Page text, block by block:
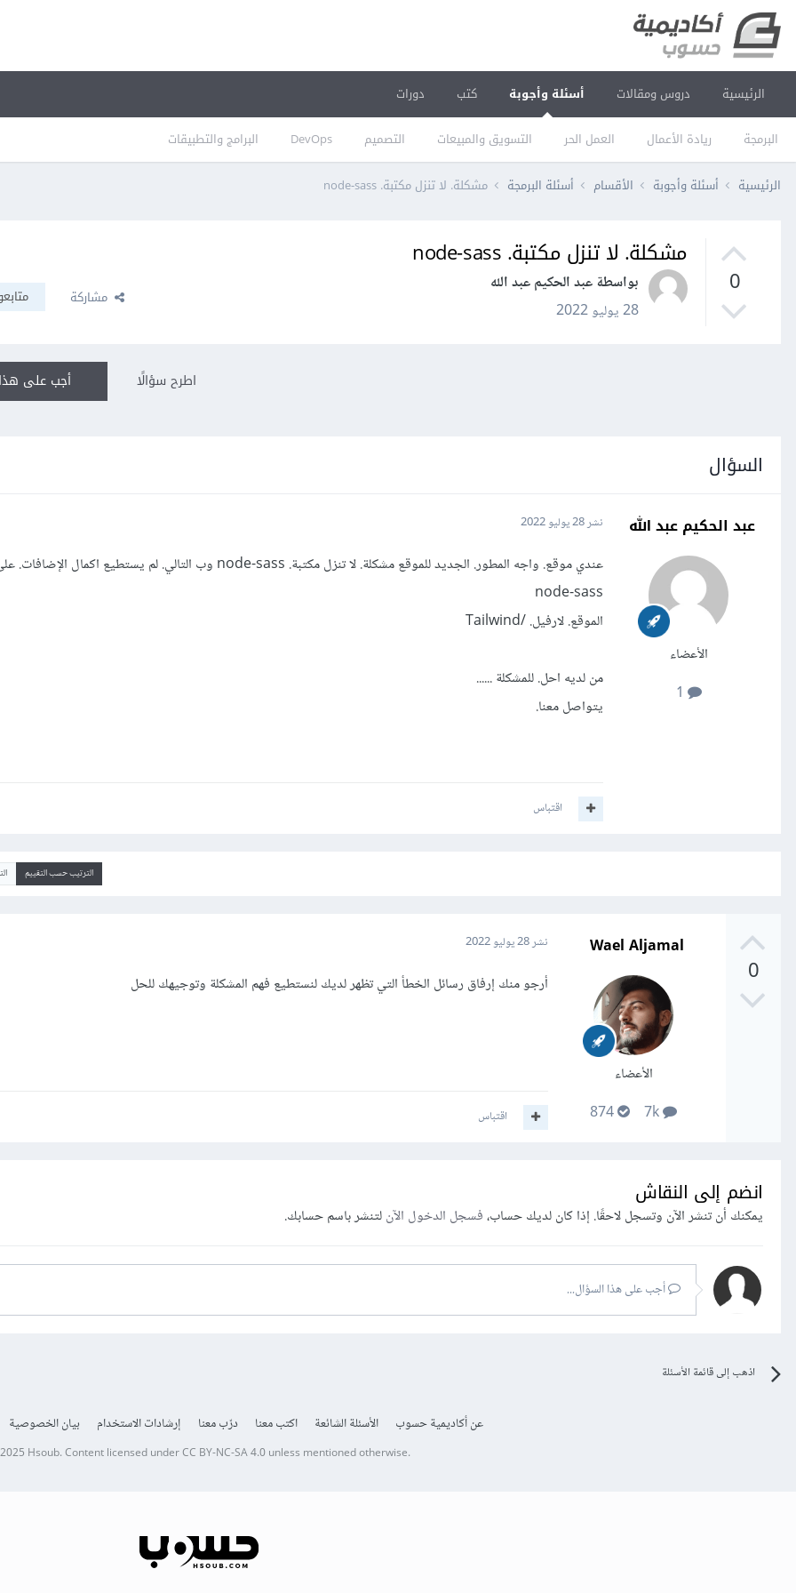
الرئيسية دروس ومقالات أسئلة وأجوبة
البرمجة ريادة الأعمال العمل الحر التسويق والمبيعات التصميم DevOps البرامج والتطبيقات
كتب دورات
الرئيسية أسئلة وأجوبة الأقسام أسئلة البرمجة مشكلة. لا تنزل مكتبة. node-sass
0
مشكلة. لا تنزل مكتبة. node-sass
بواسطة عبد الحكيم عبد الله
28 يوليو 2022
مشاركة
أجب على اطرح سؤالًا
السؤال
عبد الحكيم عبد الله
الأعضاء
نشر28 يوليو 2022
عندي موقع. واجه المطور. الجديد للموقع مشكلة. لا تنزل مكتبة. node-sass وب التالي. لم يستطيع اكمال الإضافات. على الموقع
node-sass
الموقع. لارفيل. /Tailwind
من لديه احل. للمشكلة ......
يتواصل معنا.
اقتباس
الترتيب حسب التقييم
0
Wael Aljamal
الأعضاء
نشر28 يوليو 2022
أرجو منك إرفاق رسائل الخطأ التي تظهر لديك لنستطيع فهم المشكلة وتوجيهك للحل
اقتباس
انضم إلى النقاش
يمكنك أن تنشر الآن وتسجل لاحقًا. إذا كان لديك حساب،فسجل الدخول الآنلتنشر باسم حسابك.
أجب على هذا السؤال...
اذهب إلى قائمة الأسئلة
عن أكاديمية حسوب الأسئلة الشائعة اكتب معنا درّب معنا إرشادات الاستخدام بيان الخصوصية
Hsoub.Content licensed underCC BY-NC-SA 4.0unless mentioned otherwise.